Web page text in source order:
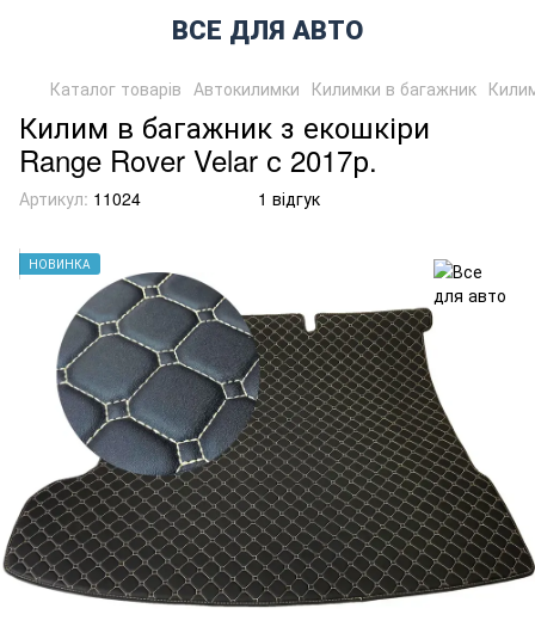
ВСЕ ДЛЯ АВТО
Каталог товарів Автокилимки Килимки в багажник
Килим в багажник з екошкіри
Range Rover Velar с 2017р.
Артикул: 11024 1 відгук
НОВИНКА